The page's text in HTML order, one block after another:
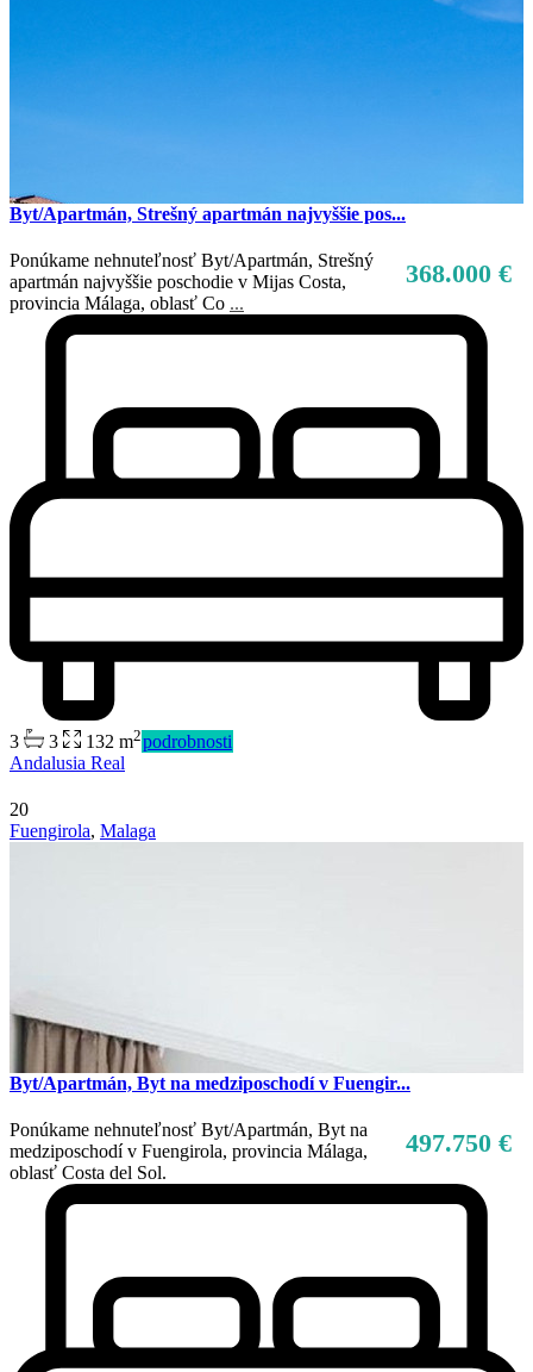
Byt/Apartmán, Strešný apartmán najvyššie pos...
368.000 €
Ponúkame nehnuteľnosť Byt/Apartmán, Strešný
apartmán najvyššie poschodie v Mijas Costa,
provincia Málaga, oblasť Co ...
3 3 132 m2podrobnosti
Andalusia Real
20
Fuengirola, Malaga
Byt/Apartmán, Byt na medziposchodí v Fuengir...
497.750 €
Ponúkame nehnuteľnosť Byt/Apartmán, Byt na
medziposchodí v Fuengirola, provincia Málaga,
oblasť Costa del Sol.